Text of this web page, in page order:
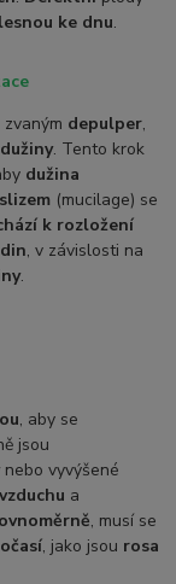
ke dnu.
depulper,
dužiny. Tento krok
dužina
slizem (mucilage) se
k rozložení
, v závislosti na
.
, aby se
jsou
nebo vyvýšené
a
, musí se
, jako jsou rosa